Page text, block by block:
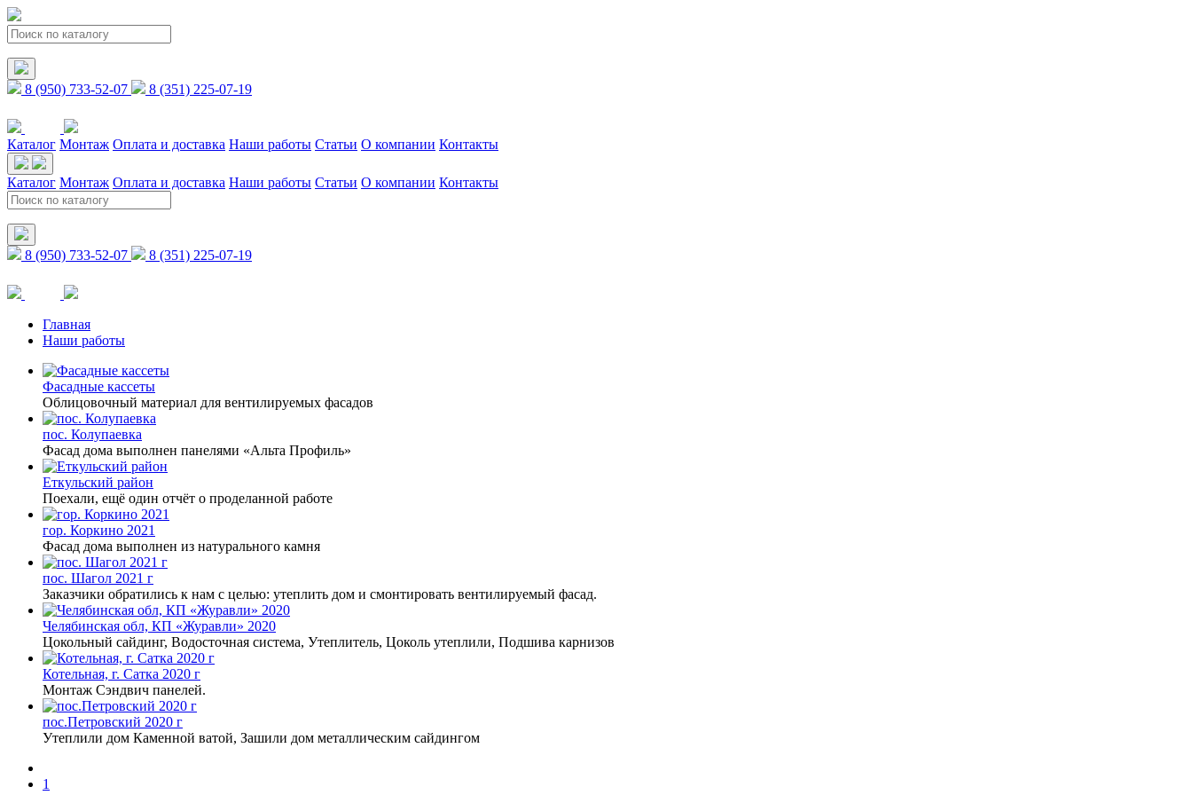
8 (950) 733-52-07 8 (351) 225-07-19
Каталог Монтаж Оплата и доставка Наши работы Статьи О компании Контакты
Каталог Монтаж Оплата и доставка Наши работы Статьи О компании Контакты
8 (950) 733-52-07 8 (351) 225-07-19
Главная
Наши работы
Фасадные кассеты
Облицовочный материал для вентилируемых фасадов
пос. Колупаевка
Фасад дома выполнен панелями «Альта Профиль»
Еткульский район
Поехали, ещё один отчёт о проделанной работе
гор. Коркино 2021
Фасад дома выполнен из натурального камня
пос. Шагол 2021 г
Заказчики обратились к нам с целью: утеплить дом и смонтировать вентилируемый фасад.
Челябинская обл, КП «Журавли» 2020
Цокольный сайдинг, Водосточная система, Утеплитель, Цоколь утеплили, Подшива карнизов
Котельная, г. Сатка 2020 г
Монтаж Сэндвич панелей.
пос.Петровский 2020 г
Утеплили дом Каменной ватой, Зашили дом металлическим сайдингом
1